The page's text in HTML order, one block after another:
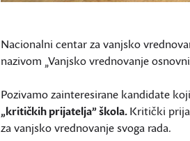
Nacionalni centar za vanjsko
nazivom „Vanjsko vrednovanje
Pozivamo zainteresirane kandidate
„kritičkih prijatelja” škola.Kritički
za vanjsko vrednovanje svoga rada.